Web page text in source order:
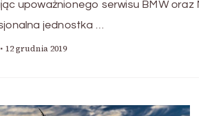
upoważnionego serwisu BMW
jednostka …
12 grudnia 2019